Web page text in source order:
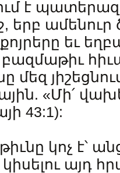
է
երբ ամենուր
եւ
մեզ
«Մի՛
43:1):
կոչ է՝
այդ